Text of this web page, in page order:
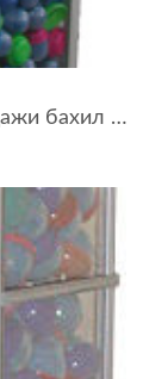
Механический автомат для продажи бахил BEAVER NB-40